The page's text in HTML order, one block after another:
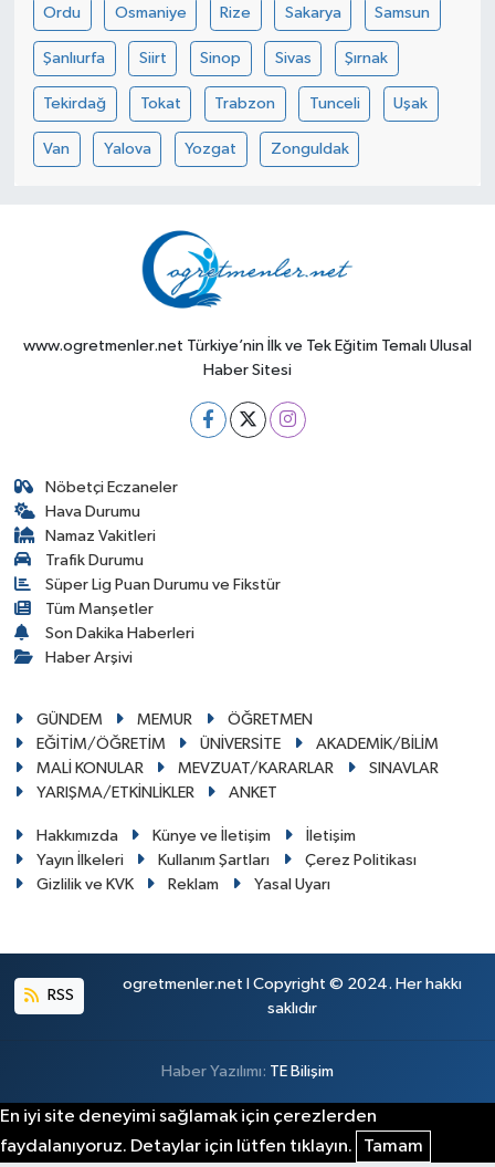
Ordu Osmaniye Rize Sakarya Samsun
Şanlıurfa Siirt Sinop Sivas Şırnak
Tekirdağ Tokat Trabzon Tunceli Uşak
Van Yalova Yozgat Zonguldak
www.ogretmenler.net Türkiye’nin İlk ve Tek Eğitim Temalı Ulusal
Haber Sitesi
Nöbetçi Eczaneler
Hava Durumu
Namaz Vakitleri
Trafik Durumu
Süper Lig Puan Durumu ve Fikstür
Tüm Manşetler
Son Dakika Haberleri
Haber Arşivi
GÜNDEM MEMUR
ÖĞRETMEN
EĞİTİM/ÖĞRETİM
ÜNİVERSİTE
AKADEMİK/BİLİM
MALİ KONULAR
MEVZUAT/KARARLAR
SINAVLAR
YARIŞMA/ETKİNLİKLER
ANKET
Hakkımızda Künye ve İletişim
İletişim
Yayın İlkeleri
Kullanım Şartları
Çerez Politikası
Gizlilik ve KVK
Reklam Yasal Uyarı
RSS
ogretmenler.net I Copyright © 2024. Her hakkı
saklıdır
Haber Yazılımı: TE Bilişim
En iyi site deneyimi sağlamak için çerezlerden
faydalanıyoruz. Detaylar için lütfen tıklayın.
Tamam